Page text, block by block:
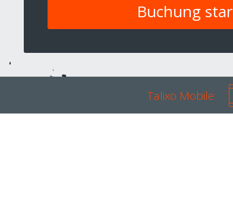
Talixo Mobile